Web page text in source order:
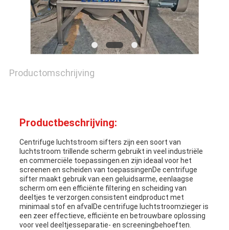
Productomschrijving
Productbeschrijving:
Centrifuge luchtstroom sifters zijn een soort van
luchtstroom trillende scherm gebruikt in veel industriële
en commerciële toepassingen.en zijn ideaal voor het
screenen en scheiden van toepassingenDe centrifuge
sifter maakt gebruik van een geluidsarme, eenlaagse
scherm om een efficiënte filtering en scheiding van
deeltjes te verzorgen.consistent eindproduct met
minimaal stof en afvalDe centrifuge luchtstroomzieger is
een zeer effectieve, efficiënte en betrouwbare oplossing
voor veel deeltjesseparatie- en screeningbehoeften.